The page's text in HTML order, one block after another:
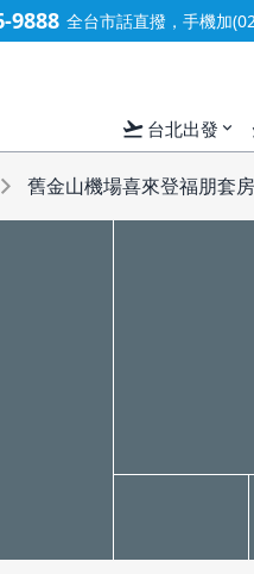
9888 全台市話直撥，手機加
flight_takeoff 台北出發 expand_more
舊金山機場喜來登福朋套